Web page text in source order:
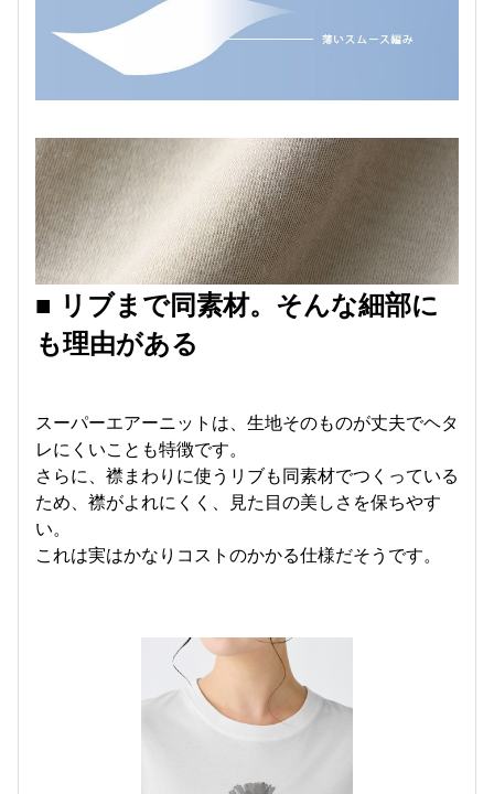
■ リブまで同素材。そんな細部に
も理由がある
スーパーエアーニットは、生地そのものが丈夫でヘタ
レにくいことも特徴です。
さらに、襟まわりに使うリブも同素材でつくっている
ため、襟がよれにくく、見た目の美しさを保ちやす
い。
これは実はかなりコストのかかる仕様だそうです。